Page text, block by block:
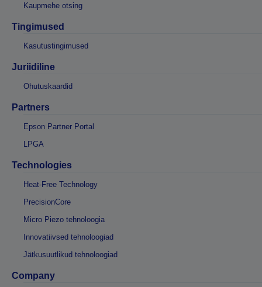
Kaupmehe otsing
Tingimused
Kasutustingimused
Juriidiline
Ohutuskaardid
Partners
Epson Partner Portal
LPGA
Technologies
Heat-Free Technology
PrecisionCore
Micro Piezo tehnoloogia
Innovatiivsed tehnoloogiad
Jätkusuutlikud tehnoloogiad
Company